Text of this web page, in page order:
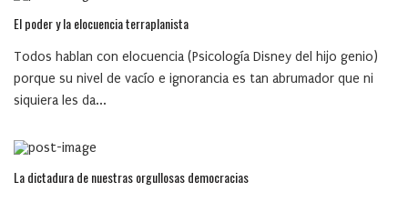
El poder y la elocuencia terraplanista
Todos hablan con elocuencia (Psicología Disney del hijo genio)
porque su nivel de vacío e ignorancia es tan abrumador que ni
siquiera les da...
La dictadura de nuestras orgullosas democracias